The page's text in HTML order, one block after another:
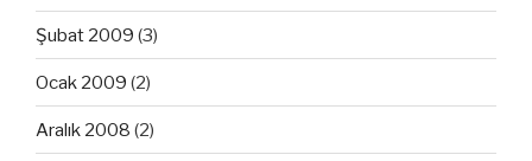
Şubat 2009 (3)
Ocak 2009 (2)
Aralık 2008 (2)